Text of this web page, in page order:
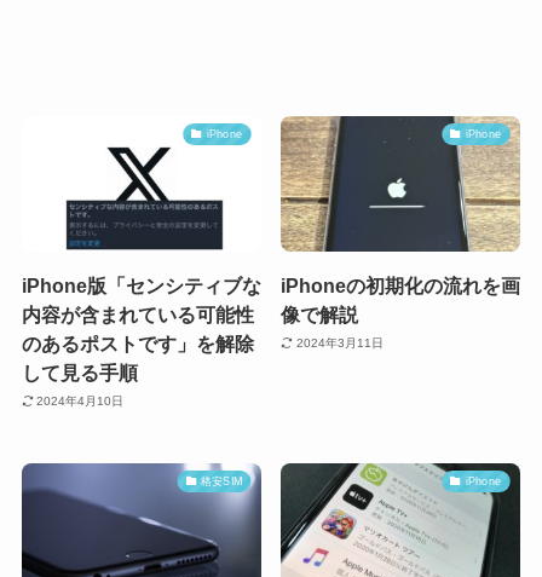
iPhone
iPhone版「センシティブな
内容が含まれている可能性
のあるポストです」を解除
して見る手順
2024年4月10日
iPhone
iPhoneの初期化の流れを画
像で解説
2024年3月11日
格安SIM iPhone